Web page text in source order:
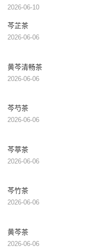
2026-06-10
芩芷茶
2026-06-06
黄芩清畅茶
2026-06-06
芩芍茶
2026-06-06
芩葶茶
2026-06-06
芩竹茶
2026-06-06
黄芩茶
2026-06-06